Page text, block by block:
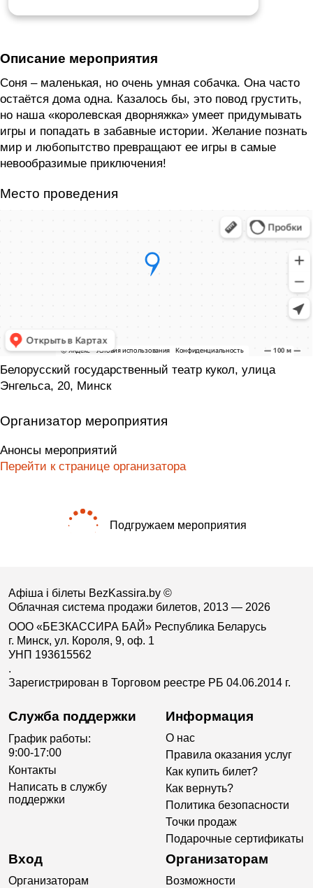
Описание мероприятия
Соня – маленькая, но очень умная собачка. Она часто
остаётся дома одна. Казалось бы, это повод грустить,
но наша «королевская дворняжка» умеет придумывать
игры и попадать в забавные истории. Желание познать
мир и любопытство превращают ее игры в самые
невообразимые приключения!
Место проведения
Белорусский государственный театр кукол, улица
Энгельса, 20, Минск
Организатор мероприятия
Анонсы мероприятий
Перейти к странице организатора
Подгружаем мероприятия
Афіша і білеты BezKassira.by ©
Облачная система продажи билетов, 2013 — 2026
ООО «БЕЗКАССИРА БАЙ» Республика Беларусь
г. Минск, ул. Короля, 9, оф. 1
УНП 193615562
.
Зарегистрирован в Торговом реестре РБ 04.06.2014 г.
Служба поддержки
График работы:
9:00-17:00
Контакты
Написать в службу
поддержки
Информация
О нас
Правила оказания услуг
Как купить билет?
Как вернуть?
Политика безопасности
Точки продаж
Подарочные сертификаты
Вход
Организаторам
Организаторам
Возможности